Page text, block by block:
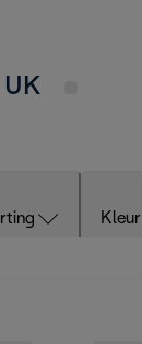
Kleur